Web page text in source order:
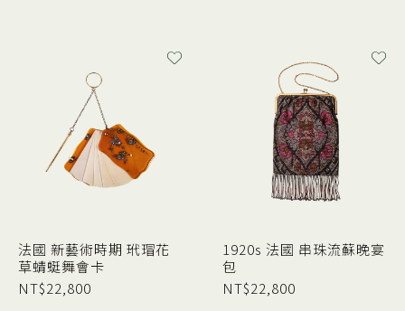
法國 新藝術時期 玳瑁花
草蜻蜓舞會卡
NT$22,800
1920s 法國 串珠流蘇晚宴
包
NT$22,800